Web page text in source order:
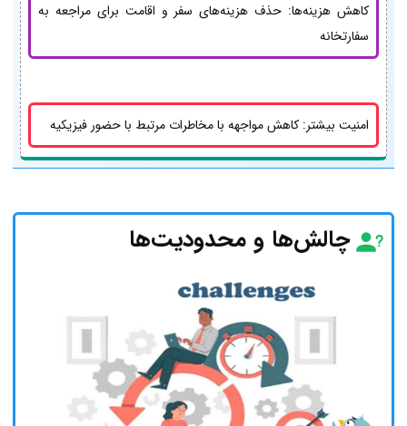
کاهش هزینه‌ها: حذف هزینه‌های سفر و اقامت برای مراجعه به
سفارتخانه
امنیت بیشتر: کاهش مواجهه با مخاطرات مرتبط با حضور فیزیکیه
چالش‌ها و محدودیت‌ها